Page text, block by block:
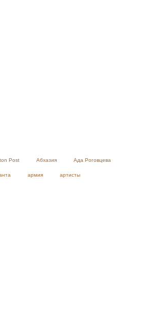
Post Абхазия Ада Роговцева
армия артисты